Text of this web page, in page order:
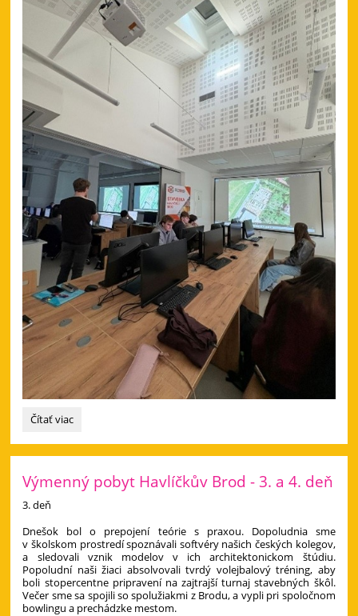
Výmenný
v
Brode
priniesol
nové
aj
zážitky:
Čítať viac
Výmenný pobyt Havlíčkův Brod - 3. a 4. deň
3. deň
​Dnešok bol o prepojení teórie s praxou. Dopoludnia sme
v školskom prostredí spoznávali softvéry našich českých kolegov,
a sledovali vznik modelov v ich architektonickom štúdiu.
Popoludní naši žiaci absolvovali tvrdý volejbalový tréning, aby
boli stopercentne pripravení na zajtrajší turnaj stavebných škôl.
Večer sme sa spojili so spolužiakmi z Brodu, a vypli pri spoločnom
bowlingu a prechádzke mestom.